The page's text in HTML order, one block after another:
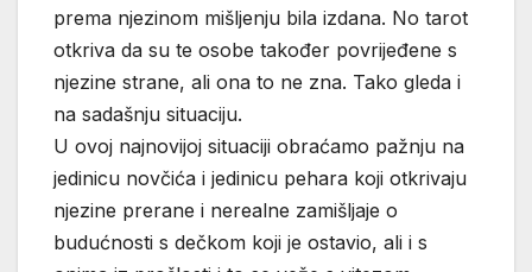
prema njezinom mišljenju bila izdana. No tarot
otkriva da su te osobe također povrijeđene s
njezine strane, ali ona to ne zna. Tako gleda i
na sadašnju situaciju.
U ovoj najnovijoj situaciji obraćamo pažnju na
jedinicu novčića i jedinicu pehara koji otkrivaju
njezine prerane i nerealne zamišljaje o
budućnosti s dečkom koji je ostavio, ali i s